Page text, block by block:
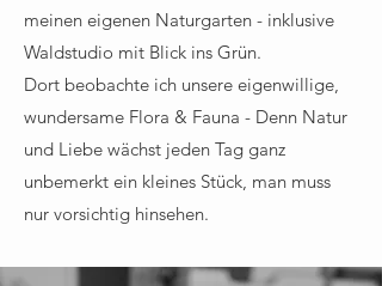
meinen eigenen Naturgarten - inklusive
Waldstudio mit Blick ins Grün.
Dort beobachte ich unsere eigenwillige,
wundersame Flora & Fauna - Denn Natur
und Liebe wächst jeden Tag ganz
unbemerkt ein kleines Stück, man muss
nur vorsichtig hinsehen.